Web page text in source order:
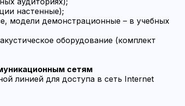
настенные);
модели демонстрационные – в учебных
оборудование (комплект
сетям
линией для доступа в сеть Internet